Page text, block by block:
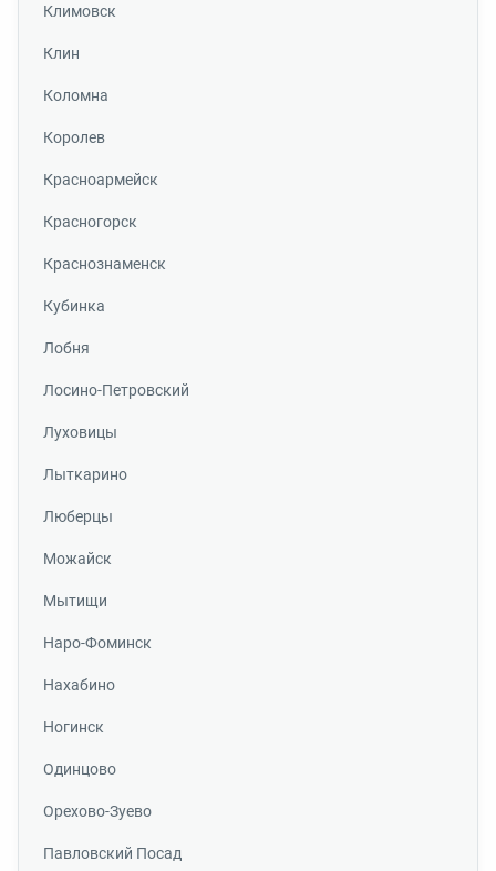
Климовск
Клин
Коломна
Королев
Красноармейск
Красногорск
Краснознаменск
Кубинка
Лобня
Лосино-Петровский
Луховицы
Лыткарино
Люберцы
Можайск
Мытищи
Наро-Фоминск
Нахабино
Ногинск
Одинцово
Орехово-Зуево
Павловский Посад